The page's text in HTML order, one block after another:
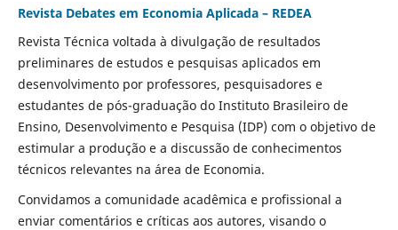
Revista Debates em Economia Aplicada – REDEA
Revista Técnica voltada à divulgação de resultados
preliminares de estudos e pesquisas aplicados em
desenvolvimento por professores, pesquisadores e
estudantes de pós-graduação do Instituto Brasileiro de
Ensino, Desenvolvimento e Pesquisa (IDP) com o objetivo de
estimular a produção e a discussão de conhecimentos
técnicos relevantes na área de Economia.
Convidamos a comunidade acadêmica e profissional a
enviar comentários e críticas aos autores, visando o